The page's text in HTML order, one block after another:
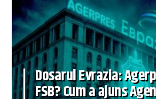
Dosarul Evrazia:
FSB? Cum a ajuns